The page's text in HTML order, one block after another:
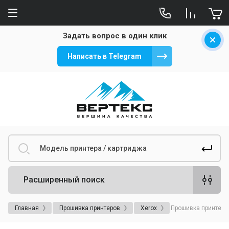
Задать вопрос в один клик
Написать в Telegram
Расширенный поиск
Главная Прошивка принтеров Xerox Прошивка